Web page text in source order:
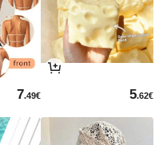
5.62€
7.49€